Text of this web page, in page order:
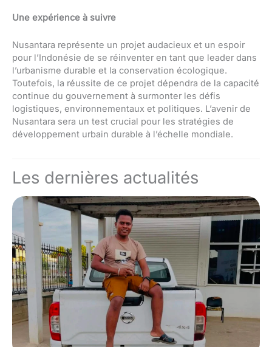
Une expérience à suivre
Nusantara représente un projet audacieux et un espoir
pour l’Indonésie de se réinventer en tant que leader dans
l’urbanisme durable et la conservation écologique.
Toutefois, la réussite de ce projet dépendra de la capacité
continue du gouvernement à surmonter les défis
logistiques, environnementaux et politiques. L’avenir de
Nusantara sera un test crucial pour les stratégies de
développement urbain durable à l’échelle mondiale.
Les dernières actualités